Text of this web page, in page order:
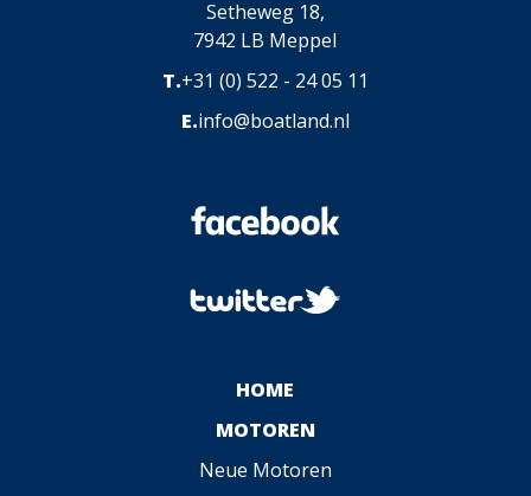
Setheweg 18,
7942 LB Meppel
T.+31 (0) 522 - 24 05 11
E.info@boatland.nl
HOME
MOTOREN
Neue Motoren